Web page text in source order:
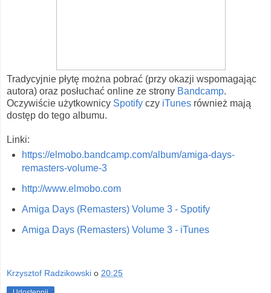
Tradycyjnie płytę można pobrać (przy okazji wspomagając
autora) oraz posłuchać online ze strony Bandcamp.
Oczywiście użytkownicy Spotify czy iTunes również mają
dostęp do tego albumu.
Linki:
https://elmobo.bandcamp.com/album/amiga-days-
remasters-volume-3
http://www.elmobo.com
Amiga Days (Remasters) Volume 3 - Spotify
Amiga Days (Remasters) Volume 3 - iTunes
Krzysztof Radzikowski o 20:25